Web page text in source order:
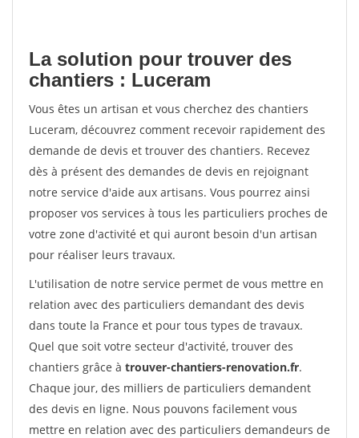
La solution pour trouver des
chantiers : Luceram
Vous êtes un artisan et vous cherchez des chantiers
Luceram, découvrez comment recevoir rapidement des
demande de devis et trouver des chantiers. Recevez
dès à présent des demandes de devis en rejoignant
notre service d'aide aux artisans. Vous pourrez ainsi
proposer vos services à tous les particuliers proches de
votre zone d'activité et qui auront besoin d'un artisan
pour réaliser leurs travaux.
L'utilisation de notre service permet de vous mettre en
relation avec des particuliers demandant des devis
dans toute la France et pour tous types de travaux.
Quel que soit votre secteur d'activité, trouver des
chantiers grâce à trouver-chantiers-renovation.fr.
Chaque jour, des milliers de particuliers demandent
des devis en ligne. Nous pouvons facilement vous
mettre en relation avec des particuliers demandeurs de